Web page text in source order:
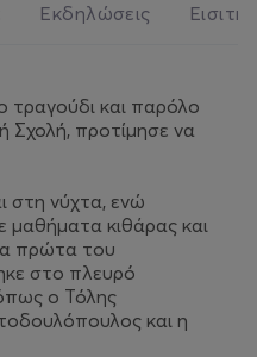
Εκδηλώσεις
τραγούδι και παρόλο
Σχολή, προτίμησε να
στη νύχτα, ενώ
κιθάρας και
πρώτα του
στο πλευρό
ο Τόλης
και η